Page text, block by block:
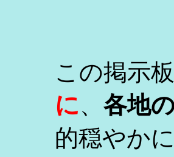
この掲示板
に、 各地
的穏やか